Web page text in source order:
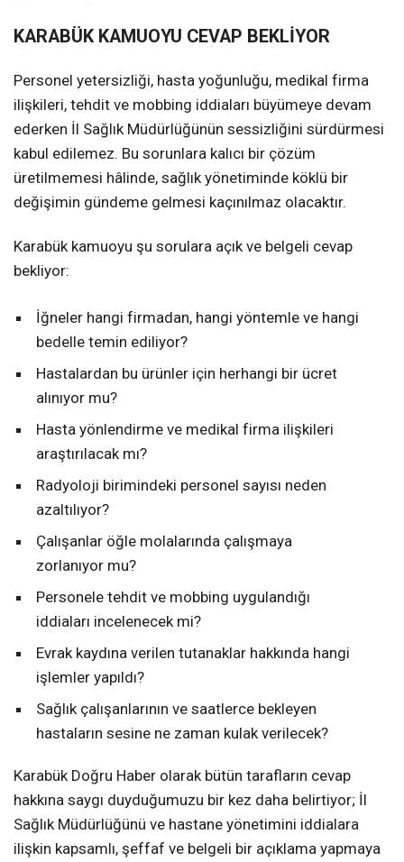
KARABÜK KAMUOYU CEVAP BEKLİYOR
Personel yetersizliği, hasta yoğunluğu, medikal firma
ilişkileri, tehdit ve mobbing iddiaları büyümeye devam
ederken İl Sağlık Müdürlüğünün sessizliğini sürdürmesi
kabul edilemez. Bu sorunlara kalıcı bir çözüm
üretilmemesi hâlinde, sağlık yönetiminde köklü bir
değişimin gündeme gelmesi kaçınılmaz olacaktır.
Karabük kamuoyu şu sorulara açık ve belgeli cevap
bekliyor:
İğneler hangi firmadan, hangi yöntemle ve hangi
bedelle temin ediliyor?
Hastalardan bu ürünler için herhangi bir ücret
alınıyor mu?
Hasta yönlendirme ve medikal firma ilişkileri
araştırılacak mı?
Radyoloji birimindeki personel sayısı neden
azaltılıyor?
Çalışanlar öğle molalarında çalışmaya
zorlanıyor mu?
Personele tehdit ve mobbing uygulandığı
iddiaları incelenecek mi?
Evrak kaydına verilen tutanaklar hakkında hangi
işlemler yapıldı?
Sağlık çalışanlarının ve saatlerce bekleyen
hastaların sesine ne zaman kulak verilecek?
Karabük Doğru Haber olarak bütün tarafların cevap
hakkına saygı duyduğumuzu bir kez daha belirtiyor; İl
Sağlık Müdürlüğünü ve hastane yönetimini iddialara
ilişkin kapsamlı, şeffaf ve belgeli bir açıklama yapmaya